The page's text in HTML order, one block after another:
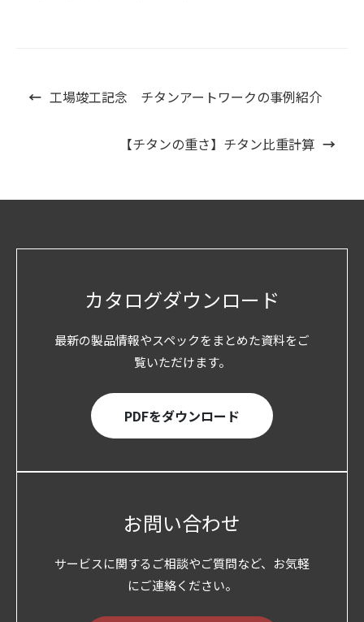
← 工場竣工記念 チタンアートワークの事例紹介
【チタンの重さ】チタン比重計算 →
カタログダウンロード
最新の製品情報やスペックをまとめた資料をご
覧いただけます。
PDFをダウンロード
お問い合わせ
サービスに関するご相談やご質問など、お気軽
にご連絡ください。